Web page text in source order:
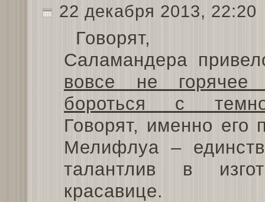
22 декабря 2013, 22:20
Говорят,
Саламандера
вовсе не горячее
бороться с
Говорят, именно
Мелифлуа –
талантлив в
красавице.